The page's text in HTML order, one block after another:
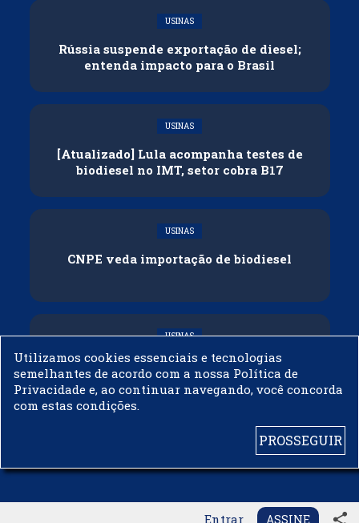
Entrar ASSINE
USINAS
Rússia suspende exportação de diesel;
entenda impacto para o Brasil
USINAS
[Atualizado] Lula acompanha testes de
biodiesel no IMT, setor cobra B17
USINAS
CNPE veda importação de biodiesel
USINAS
Acelen Renováveis assina acordo com
Bunge para óleo de soja em projeto na
Bahia
Utilizamos cookies essenciais e tecnologias
semelhantes de acordo com a nossa Política de
Privacidade e, ao continuar navegando, você concorda
com estas condições.
PROSSEGUIR